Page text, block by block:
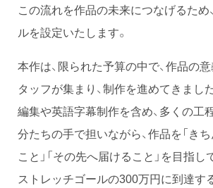
この流れを作品の未来につなげるため
ルを設定いたします。
本作は、限られた予算の中で、作品の
タッフが集まり、制作を進めてきました
編集や英語字幕制作を含め、多くの工
分たちの手で担いながら、作品を「き
こと」「その先へ届けること」を目指し
ストレッチゴールの300万円に到達す